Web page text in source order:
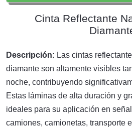
Cinta Reflectante
Descripción: Las cintas
diamante son altamente visibles
noche, contribuyendo
Estas láminas de alta duración y
ideales para su aplicación en
camiones, camionetas, transporte